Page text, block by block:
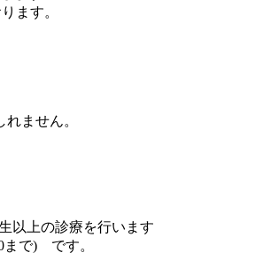
ます。
ません。
以上の診療を行います
まで) です。